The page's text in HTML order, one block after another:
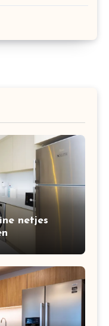
netjes